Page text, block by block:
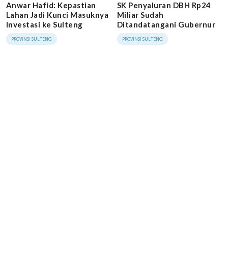
Anwar Hafid: Kepastian
Lahan Jadi Kunci Masuknya
Investasi ke Sulteng
PROVINSI SULTENG
SK Penyaluran DBH Rp24
Miliar Sudah
Ditandatangani Gubernur
PROVINSI SULTENG